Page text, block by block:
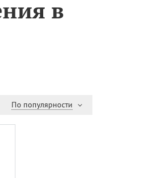
в
По популярности